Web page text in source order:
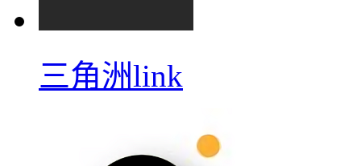
三角洲link